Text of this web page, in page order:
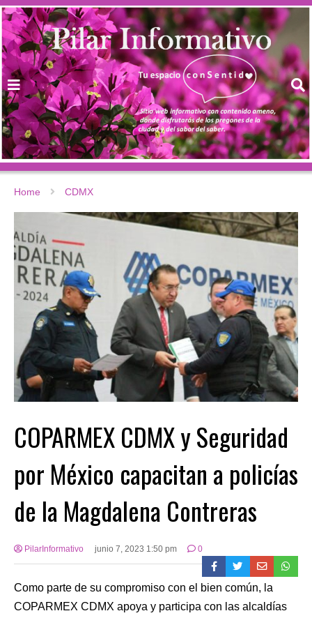
Home CDMX
COPARMEX CDMX y Seguridad
por México capacitan a policías
de la Magdalena Contreras
PilarInformativo junio 7, 2023 1:50 pm 0
Como parte de su compromiso con el bien común, la
COPARMEX CDMX apoya y participa con las alcaldías